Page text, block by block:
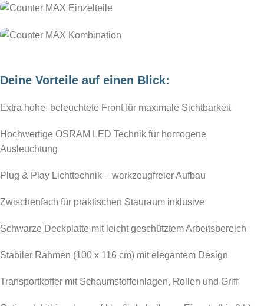
Deine Vorteile auf einen Blick:
Extra hohe, beleuchtete Front für maximale Sichtbarkeit
Hochwertige OSRAM LED Technik für homogene
Ausleuchtung
Plug & Play Lichttechnik – werkzeugfreier Aufbau
Zwischenfach für praktischen Stauraum inklusive
Schwarze Deckplatte mit leicht geschütztem Arbeitsbereich
Stabiler Rahmen (100 x 116 cm) mit elegantem Design
Transportkoffer mit Schaumstoffeinlagen, Rollen und Griff